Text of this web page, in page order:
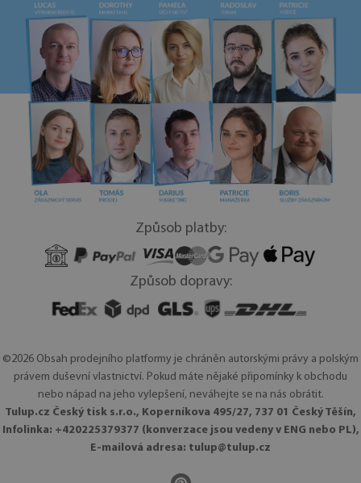
Způsob platby:
Způsob dopravy:
©2026 Obsah prodejního platformy je chráněn autorskými právy a polským
právem duševní vlastnictví. Pokud máte nějaké připomínky k obchodu
nebo nápad na jeho vylepšení, neváhejte se na nás obrátit.
Tulup.cz Český tisk s.r.o., Koperníkova 495/27, 737 01 Český Těšín,
Infolinka: +420225379377 (konverzace jsou vedeny v ENG nebo PL),
E-mailová adresa: tulup@tulup.cz